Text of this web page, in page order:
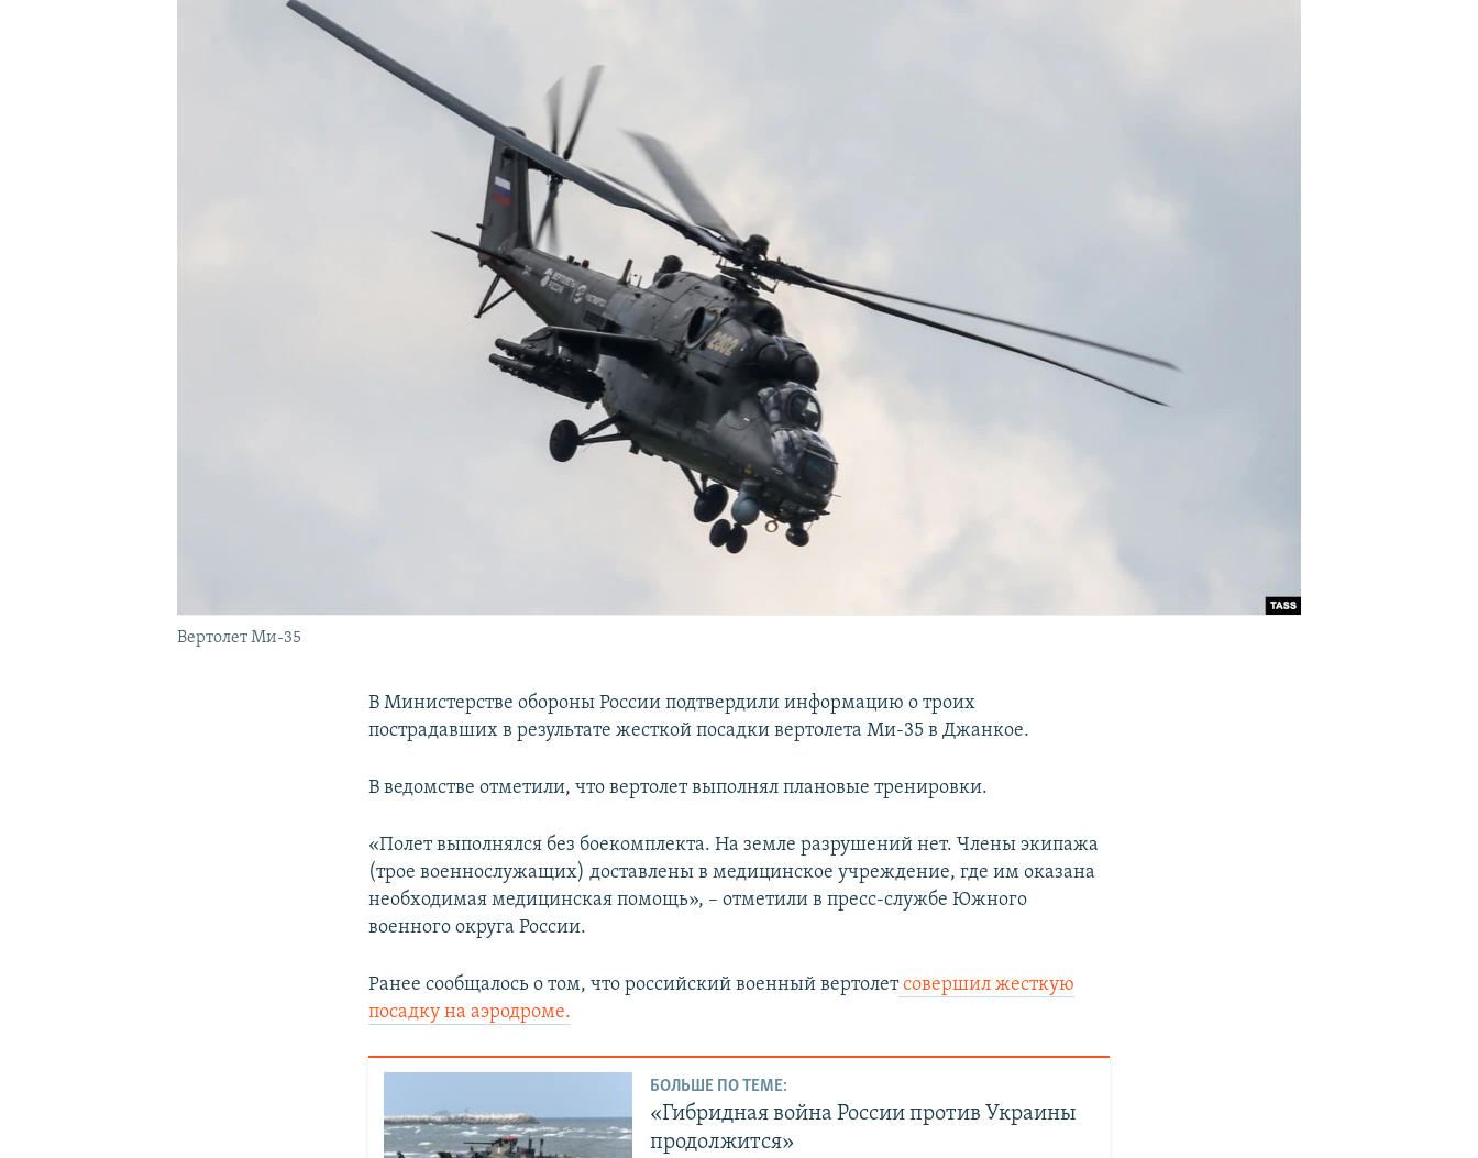
Вертолет Ми-35
В Министерстве обороны России подтвердили информацию о троих
пострадавших в результате жесткой посадки вертолета Ми-35 в Джанкое.
В ведомстве отметили, что вертолет выполнял плановые тренировки.
«Полет выполнялся без боекомплекта. На земле разрушений нет. Члены экипажа
(трое военнослужащих) доставлены в медицинское учреждение, где им оказана
необходимая медицинская помощь», – отметили в пресс-службе Южного
военного округа России.
Ранее сообщалось о том, что российский военный вертолетсовершил жесткую
посадку на аэродроме.
БОЛЬШЕ ПО ТЕМЕ:
«Гибридная война России против Украины
продолжится»